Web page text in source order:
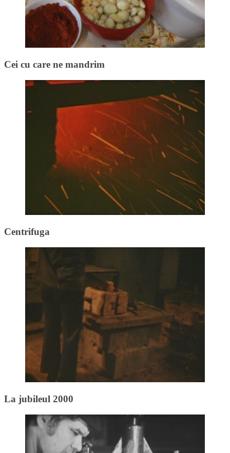
Cei cu care ne mandrim
Centrifuga
La jubileul 2000